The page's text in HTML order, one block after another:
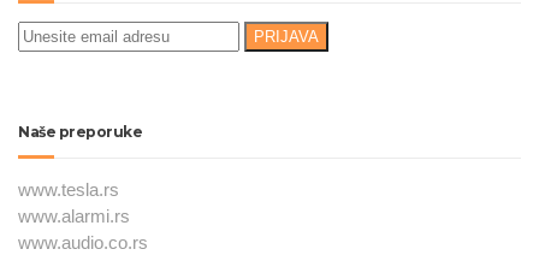
Naše preporuke
www.tesla.rs
www.alarmi.rs
www.audio.co.rs